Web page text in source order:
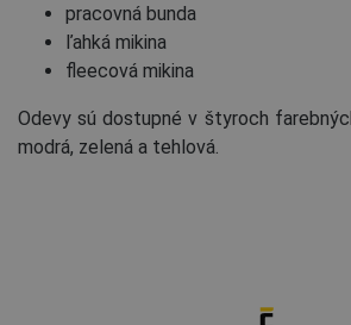
pracovná bunda
ľahká mikina
fleecová mikina
Odevy sú dostupné v štyroch
modrá, zelená a tehlová.